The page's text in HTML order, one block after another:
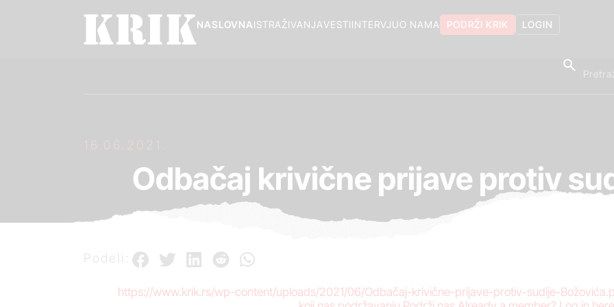
LOGIN
PODRŽI KRIK
O NAMA
INTERVJU
VESTI
ISTRAŽIVANJA
NASLOVNA
16.06.2021.
Odbačaj krivične prijave protiv
Podeli:
https://www.krik.rs/wp-content/uploads/2021/06/Odbačaj-krivične-prijave-protiv-sudije-